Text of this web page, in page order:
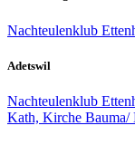
Nachteulenklub
Adetswil
Nachteulenklub
Kath, Kirche Bauma/